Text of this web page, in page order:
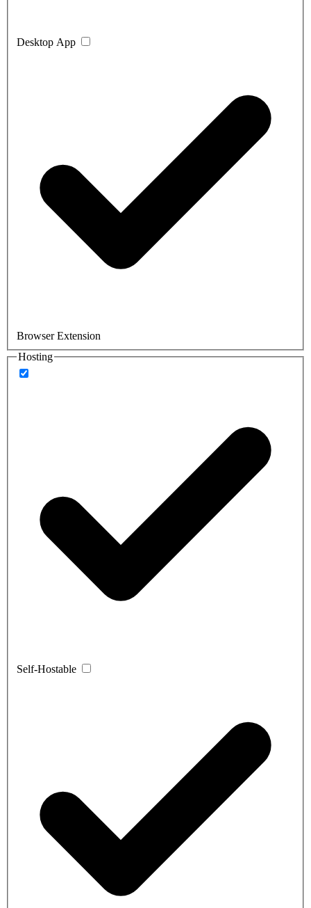
Desktop App
Browser Extension
Hosting
Self-Hostable